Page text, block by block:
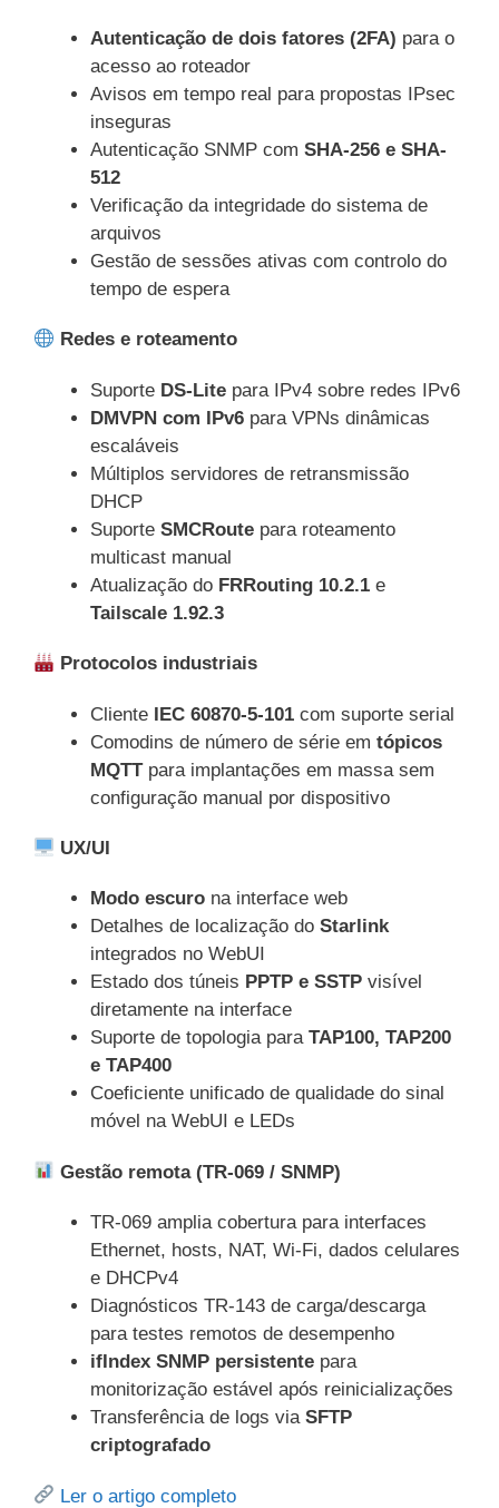
Autenticação de dois fatores (2FA) para o
acesso ao roteador
Avisos em tempo real para propostas IPsec
inseguras
Autenticação SNMP com SHA-256 e SHA-
512
Verificação da integridade do sistema de
arquivos
Gestão de sessões ativas com controlo do
tempo de espera
Redes e roteamento
Suporte DS-Lite para IPv4 sobre redes IPv6
DMVPN com IPv6 para VPNs dinâmicas
escaláveis
Múltiplos servidores de retransmissão
DHCP
Suporte SMCRoute para roteamento
multicast manual
Atualização do FRRouting 10.2.1 e
Tailscale 1.92.3
Protocolos industriais
Cliente IEC 60870-5-101 com suporte serial
Comodins de número de série em tópicos
MQTTpara implantações em massa sem
configuração manual por dispositivo
UX/UI
Modo escuro na interface web
Detalhes de localização do Starlink
integrados no WebUI
Estado dos túneis PPTP e SSTP visível
diretamente na interface
Suporte de topologia para TAP100, TAP200
e TAP400
Coeficiente unificado de qualidade do sinal
móvel na WebUI e LEDs
Gestão remota (TR-069 / SNMP)
TR-069 amplia cobertura para interfaces
Ethernet, hosts, NAT, Wi-Fi, dados celulares
e DHCPv4
Diagnósticos TR-143 de carga/descarga
para testes remotos de desempenho
ifIndex SNMP persistente para
monitorização estável após reinicializações
Transferência de logs via SFTP
criptografado
Ler o artigo completo